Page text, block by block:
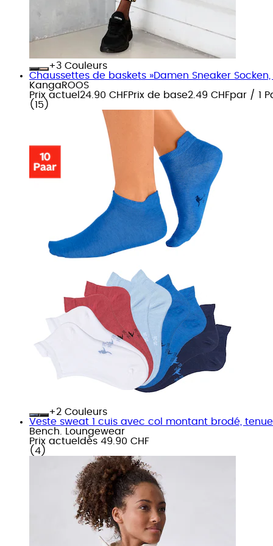
+
Couleurs
Chaussettes de baskets »Damen Sneaker
KangaROOS
Prix actuel 24.90 CHFPrix de base2.49 CHFpar / 1
( 15 )
+
Couleurs
Veste sweat 1 cuis avec col montant brodé,
Bench. Loungewear
Prix actuel dès 49.90 CHF
( 4 )